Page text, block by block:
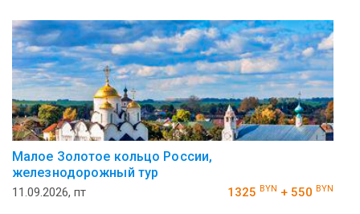
Малое Золотое кольцо России,
железнодорожный тур
11.09.2026, пт 1325 BYN + 550 BYN